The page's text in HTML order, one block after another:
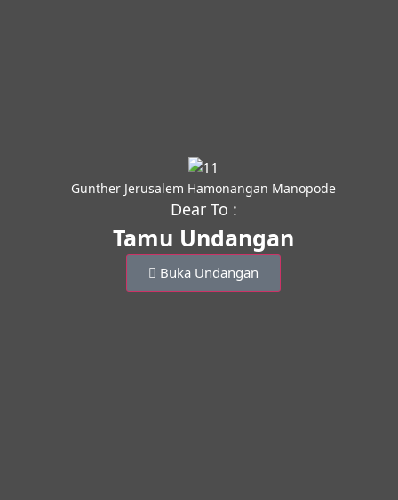
Gunther Jerusalem Hamonangan Manopode
Dear To :
Tamu Undangan
Buka Undangan